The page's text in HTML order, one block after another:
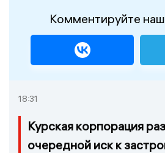
Комментируйте
18:31
Курская корпорация
очередной иск к